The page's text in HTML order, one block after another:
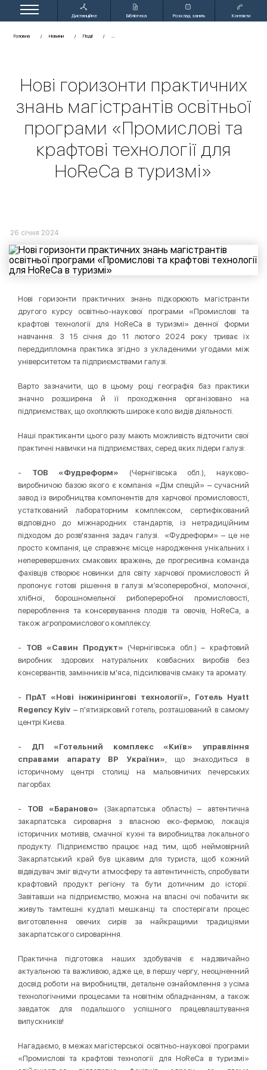
Дистанційне
Бібліотека Розклад занять Контакти
Головна Новини Події
Нові горизонти практичних
знань магістрантів освітньої
програми «Промислові та
крафтові технології для
HoReCa в туризмі»
26 січня 2024
Нові горизонти практичних знань підкорюють магістранти
другого курсу освітньо-наукової програми «Промислові та
крафтові технології для HoReCa в туризмі» денної форми
навчання. З 15 січня до 11 лютого 2024 року триває їх
переддипломна практика згідно з укладеними угодами між
університетом та підприємствами галузі.
Варто зазначити, що в цьому році географія баз практики
значно розширена й її проходження організовано на
підприємствах, що охоплюють широке коло видів діяльності.
Наші практиканти цього разу мають можливість відточити свої
практичні навички на підприємствах, серед яких лідери галузі:
- ТОВ «Фудреформ» (Чернігівська обл.), науково-
виробничою базою якого є компанія «Дім спецій» – сучасний
завод із виробництва компонентів для харчової промисловості,
устаткований лабораторним комплексом, сертифікований
відповідно до міжнародних стандартів, із нетрадиційним
підходом до розв'язання задач галузі. «Фудреформ» – це не
просто компанія, це справжнє місце народження унікальних і
неперевершених смакових вражень, де прогресивна команда
фахівців створює новинки для світу харчової промисловості й
пропонує готові рішення в галузі м’ясопереробної, молочної,
хлібної, борошномельної рибопереробної промисловості,
перероблення та консервування плодів та овочів, HoReCa, а
також агропромислового комплексу.
- ТОВ «Савин Продукт» (Чернігівська обл.) – крафтовий
виробник здорових натуральних ковбасних виробів без
консервантів, замінників м'яса, підсилювачів смаку та аромату.
- ПрАТ «Нові інжинірингові технології», Готель Hyatt
Regency Kyiv – п'ятизірковий готель, розташований в самому
центрі Києва.
- ДП «Готельний комплекс «Київ» управління
справами апарату ВР України», що знаходиться в
історичному центрі столиці на мальовничих печерських
пагорбах.
- ТОВ «Бараново» (Закарпатська область) – автентична
закарпатська сироварня з власною еко-фермою, локація
історичних мотивів, смачної кухні та виробництва локального
продукту. Підприємство працює над тим, щоб неймовірний
Закарпатський край був цікавим для туриста, щоб кожний
відвідувач зміг відчути атмосферу та автентичність, спробувати
крафтовий продукт регіону та бути дотичним до історії.
Завітавши на підприємство, можна на власні очі побачити як
живуть тамтешні кудлаті мешканці та спостерігати процес
виготовлення овечих сирів за найкращими традиціями
закарпатського сироваріння.
Практична підготовка наших здобувачів є надзвичайно
актуальною та важливою, адже це, в першу чергу, неоціненний
досвід роботи на виробництві, детальне ознайомлення з усіма
технологічними процесами та новітнім обладнанням, а також
завдаток для подальшого успішного працевлаштування
випускників!
Нагадаємо, в межах магістерської освітньо-наукової програми
«Промислові та крафтові технології для HoReCa в туризмі»